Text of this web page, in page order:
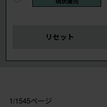
リセット
1/1545ページ